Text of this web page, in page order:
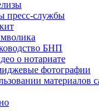
пресс-службы
БНП
о нотариате
фотографии
материалов